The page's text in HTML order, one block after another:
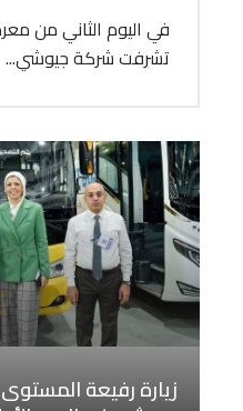
تشرفت شركة جيوشي...
زيارة رفيعة